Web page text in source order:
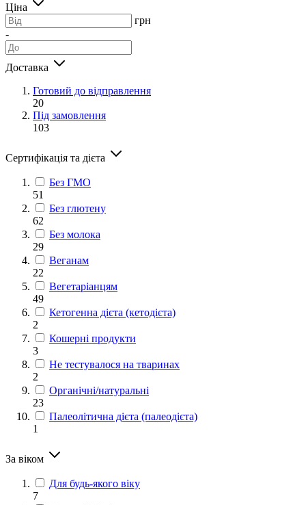
Ціна
грн
-
Доставка
Готовий до відправлення
20
Під замовлення
103
Сертифікація та дієта
Без ГМО
51
Без глютену
62
Без молока
29
Веганам
22
Вегетаріанцям
49
Кетогенна дієта (кетодієта)
2
Кошерні продукти
3
Не тестувалося на тваринах
2
Органічні/натуральні
23
Палеолітична дієта (палеодієта)
1
За віком
Для будь-якого віку
7